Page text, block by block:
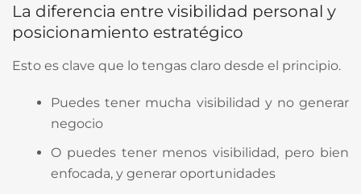
La diferencia entre visibilidad personal y
posicionamiento estratégico
Esto es clave que lo tengas claro desde el principio.
Puedes tener mucha visibilidad y no generar
negocio
O puedes tener menos visibilidad, pero bien
enfocada, y generar oportunidades